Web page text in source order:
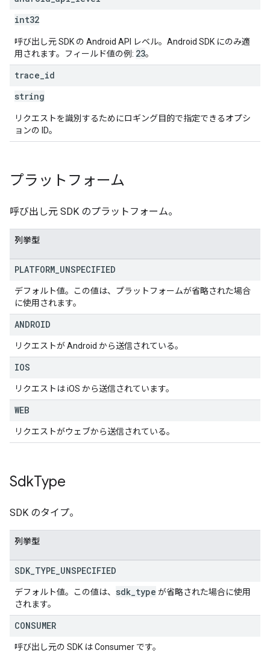
int32
呼び出し元 SDK の Android API レベル。Android SDK にのみ適
用されます。フィールド値の例: 23。
trace id
string
リクエストを識別するためにロギング目的で指定できるオプシ
ョンの ID。
プラットフォーム
呼び出し元 SDK のプラットフォーム。
列挙型
PLATFORM UNSPECIFIED
デフォルト値。この値は、プラットフォームが省略された場合
に使用されます。
ANDROID
リクエストが Android から送信されている。
IOS
リクエストは iOS から送信されています。
WEB
リクエストがウェブから送信されている。
SdkType
SDK のタイプ。
列挙型
SDK TYPE UNSPECIFIED
デフォルト値。この値は、 sdk type が省略された場合に使用
されます。
CONSUMER
呼び出し元の SDK は Consumer です。